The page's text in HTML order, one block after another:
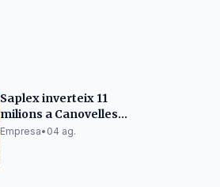
Saplex inverteix 11
milions a Canovelles
per créixer
Empresa• 04 ag.